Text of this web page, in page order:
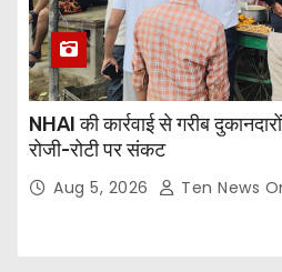
NHAI की कार्रवाई से गरीब
रोजी-रोटी पर संकट
Aug 5, 2026 Ten News